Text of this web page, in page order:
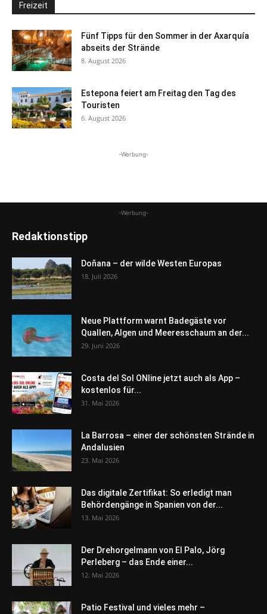
Freizeit
Fünf Tipps für den Sommer in der Axarquía
abseits der Strände
8. August 2026
Estepona feiert am Freitag den Tag des
Touristen
6. August 2026
-Werbung-
-Werbung-
Redaktionstipp
Doñana – der wilde Westen Europas
18. Juli 2026
Neue Plattform warnt Badegäste vor
Quallen, Algen und Meeresschaum an der...
29. Juni 2026
Costa del Sol ONline jetzt auch als App –
kostenlos für...
31. Mai 2026
La Barrosa – einer der schönsten Strände in
Andalusien
23. Mai 2026
Das digitale Zertifikat: So erledigt man
Behördengänge in Spanien von der...
13. Mai 2026
Der Drehorgelmann von El Palo, Jörg
Perleberg – das Ende einer...
12. Mai 2026
Patio Festival und vieles mehr –